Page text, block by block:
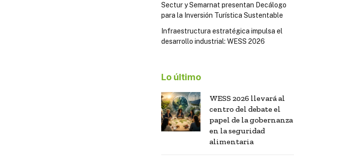
Sectur y Semarnat presentan Decálogo
para la Inversión Turística Sustentable
Infraestructura estratégica impulsa el
desarrollo industrial: WESS 2026
Lo último
WESS 2026 llevará al
centro del debate el
papel de la gobernanza
en la seguridad
alimentaria